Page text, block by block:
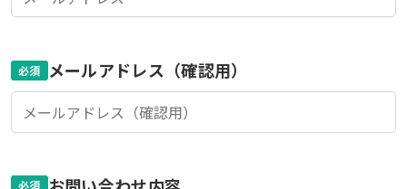
必須 メールアドレス（確認用）
必須